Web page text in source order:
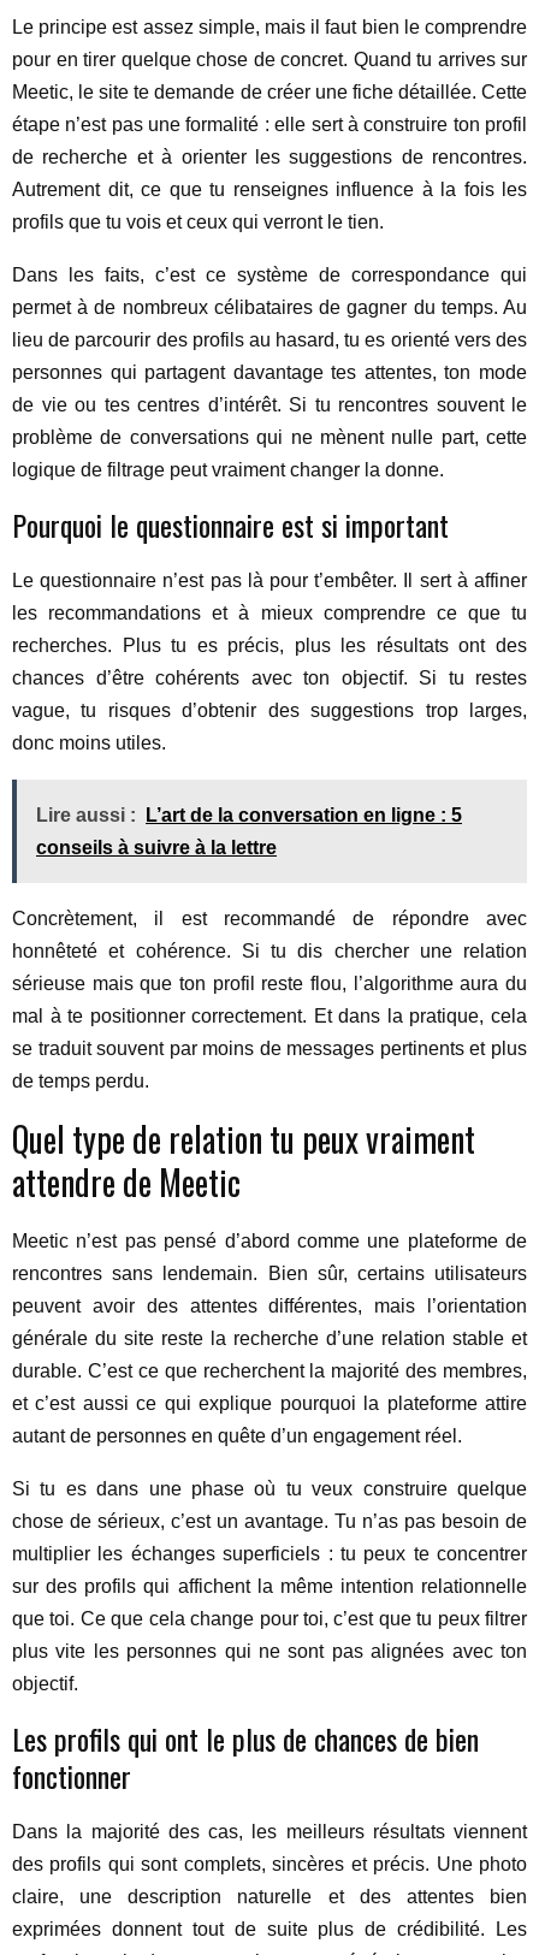
Le principe est assez simple, mais il faut bien le comprendre
pour en tirer quelque chose de concret. Quand tu arrives sur
Meetic, le site te demande de créer une fiche détaillée. Cette
étape n’est pas une formalité : elle sert à construire ton profil
de recherche et à orienter les suggestions de rencontres.
Autrement dit, ce que tu renseignes influence à la fois les
profils que tu vois et ceux qui verront le tien.
Dans les faits, c’est ce système de correspondance qui
permet à de nombreux célibataires de gagner du temps. Au
lieu de parcourir des profils au hasard, tu es orienté vers des
personnes qui partagent davantage tes attentes, ton mode
de vie ou tes centres d’intérêt. Si tu rencontres souvent le
problème de conversations qui ne mènent nulle part, cette
logique de filtrage peut vraiment changer la donne.
Pourquoi le questionnaire est si important
Le questionnaire n’est pas là pour t’embêter. Il sert à affiner
les recommandations et à mieux comprendre ce que tu
recherches. Plus tu es précis, plus les résultats ont des
chances d’être cohérents avec ton objectif. Si tu restes
vague, tu risques d’obtenir des suggestions trop larges,
donc moins utiles.
Lire aussi :
L’art de la conversation en ligne : 5
conseils à suivre à la lettre
Concrètement, il est recommandé de répondre avec
honnêteté et cohérence. Si tu dis chercher une relation
sérieuse mais que ton profil reste flou, l’algorithme aura du
mal à te positionner correctement. Et dans la pratique, cela
se traduit souvent par moins de messages pertinents et plus
de temps perdu.
Quel type de relation tu peux vraiment
attendre de Meetic
Meetic n’est pas pensé d’abord comme une plateforme de
rencontres sans lendemain. Bien sûr, certains utilisateurs
peuvent avoir des attentes différentes, mais l’orientation
générale du site reste la recherche d’une relation stable et
durable. C’est ce que recherchent la majorité des membres,
et c’est aussi ce qui explique pourquoi la plateforme attire
autant de personnes en quête d’un engagement réel.
Si tu es dans une phase où tu veux construire quelque
chose de sérieux, c’est un avantage. Tu n’as pas besoin de
multiplier les échanges superficiels : tu peux te concentrer
sur des profils qui affichent la même intention relationnelle
que toi. Ce que cela change pour toi, c’est que tu peux filtrer
plus vite les personnes qui ne sont pas alignées avec ton
objectif.
Les profils qui ont le plus de chances de bien
fonctionner
Dans la majorité des cas, les meilleurs résultats viennent
des profils qui sont complets, sincères et précis. Une photo
claire, une description naturelle et des attentes bien
exprimées donnent tout de suite plus de crédibilité. Les